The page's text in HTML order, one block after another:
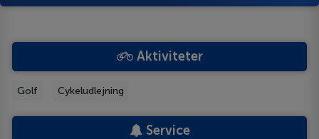
Aktiviteter
Golf Cykeludlejning
Service